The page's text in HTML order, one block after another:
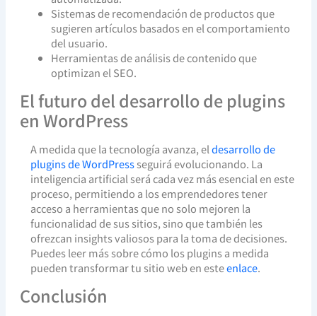
Sistemas de recomendación de productos que
sugieren artículos basados en el comportamiento
del usuario.
Herramientas de análisis de contenido que
optimizan el SEO.
El futuro del desarrollo de plugins
en WordPress
A medida que la tecnología avanza, eldesarrollo de
plugins de WordPressseguirá evolucionando. La
inteligencia artificial será cada vez más esencial en este
proceso, permitiendo a los emprendedores tener
acceso a herramientas que no solo mejoren la
funcionalidad de sus sitios, sino que también les
ofrezcan insights valiosos para la toma de decisiones.
Puedes leer más sobre cómo los plugins a medida
pueden transformar tu sitio web en esteenlace.
Conclusión